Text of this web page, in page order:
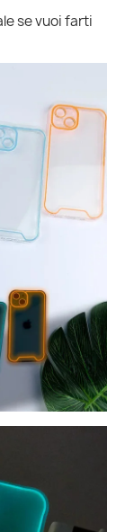
se vuoi farti